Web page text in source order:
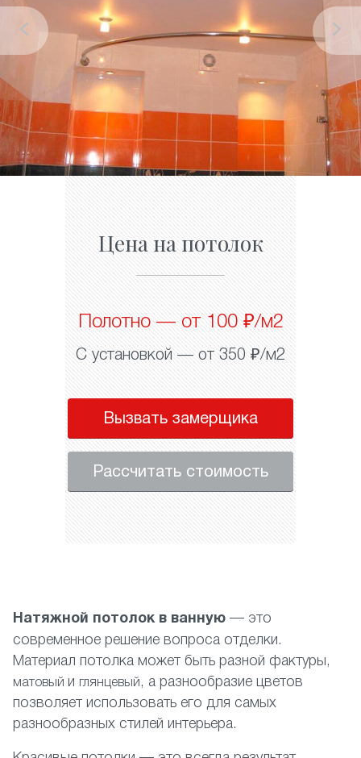
Цена на потолок
Полотно — от 100 ₽/м2
С установкой — от 350 ₽/м2
Вызвать замерщика
Рассчитать стоимость
Натяжной потолок в ванную — это
современное решение вопроса отделки.
Материал потолка может быть разной фактуры,
матовый и глянцевый , а разнообразие цветов
позволяет использовать его для самых
разнообразных стилей интерьера.